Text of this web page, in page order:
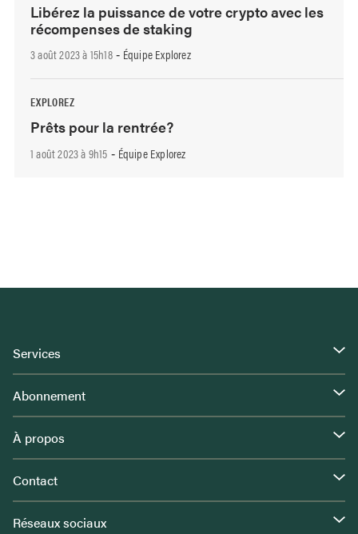
Libérez la puissance de votre crypto avec les
récompenses de staking
3 août 2023 à 15h18- Équipe Explorez
EXPLOREZ
Prêts pour la rentrée?
1 août 2023 à 9h15 - Équipe Explorez
Services
Abonnement
À propos
Contact
Réseaux sociaux